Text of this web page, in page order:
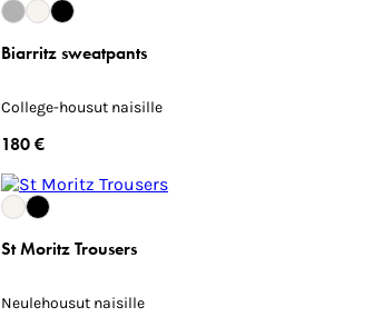
Biarritz sweatpants
College-housut naisille
180 €
St Moritz Trousers
Neulehousut naisille